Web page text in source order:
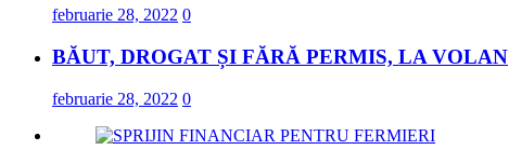
februarie 28, 2022 0
BĂUT, DROGAT ȘI FĂRĂ PERMIS, LA VOLAN
februarie 28, 2022 0